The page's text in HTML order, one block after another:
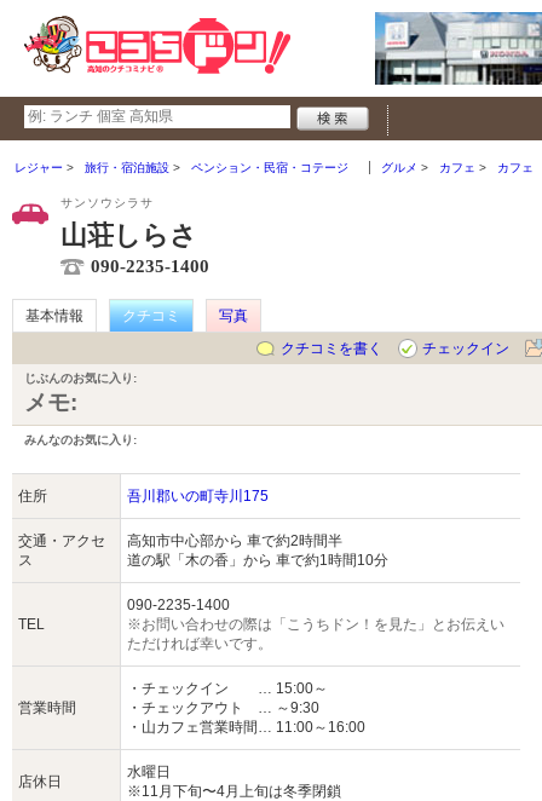
レジャー 旅行・宿泊施設 ペンション・民宿・コテージ グルメ カフェ カフェ
サンソウシラサ
山荘しらさ
090-2235-1400
基本情報 クチコミ
写真
クチコミを書く
チェックイン
じぶんのお気に入り:
メモ:
みんなのお気に入り:
住所 吾川郡いの町寺川175
交通・アクセ
ス
高知市中心部から 車で約2時間半
道の駅「木の香」から 車で約1時間10分
TEL
090-2235-1400
※お問い合わせの際は「こうちドン！を見た」とお伝えい
ただければ幸いです。
営業時間
・チェックイン … 15:00～
・チェックアウト … ～9:30
・山カフェ営業時間… 11:00～16:00
店休日
水曜日
※11月下旬〜4月上旬は冬季閉鎖